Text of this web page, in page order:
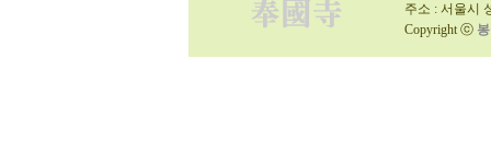
주소 : 서울시
Copyright ⓒ